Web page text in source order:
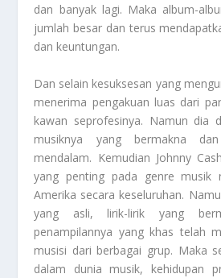
dan banyak lagi. Maka album-
jumlah besar dan terus
dan keuntungan.
Dan selain kesuksesan yang
menerima pengakuan luas dari
kawan seprofesinya. Namun dia
musiknya yang bermakna
mendalam. Kemudian Johnny
yang penting pada genre musik
Amerika secara keseluruhan.
yang asli, lirik-lirik yang
penampilannya yang khas telah
musisi dari berbagai grup. Maka
dalam dunia musik, kehidupan